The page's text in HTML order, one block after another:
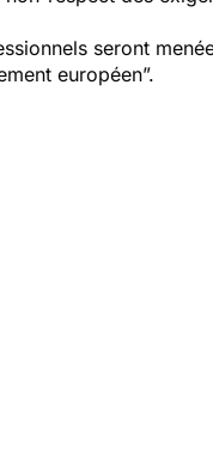
seront
européen”.